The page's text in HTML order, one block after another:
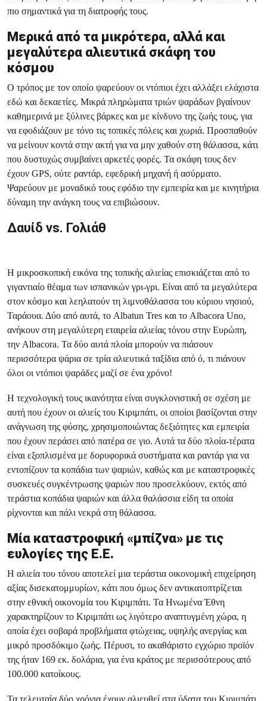
πιο σημαντικά για τη διατροφής τους.
Μερικά από τα μικρότερα, αλλά και
μεγαλύτερα αλιευτικά σκάφη του
κόσμου
Ο τρόπος με τον οποίο ψαρεύουν οι ντόπιοι έχει αλλάξει ελάχιστα
εδώ και δεκαετίες. Μικρά πληρώματα τριών ψαράδων βγαίνουν
καθημερινά με ξύλινες βάρκες και με κίνδυνο της ζωής τους, για
να εφοδιάζουν με τόνο τις τοπικές πόλεις και χωριά. Προσπαθούν
να μείνουν κοντά στην ακτή για να μην χαθούν στη θάλασσα, κάτι
που δυστυχώς συμβαίνει αρκετές φορές. Τα σκάφη τους δεν
έχουν GPS, ούτε ραντάρ, εφεδρική μηχανή ή ασύρματο.
Ψαρεύουν με μοναδικό τους εφόδιο την εμπειρία και με κινητήρια
δύναμη την ανάγκη τους να επιβιώσουν.
Δαυίδ vs. Γολιάθ
Η μικροσκοπική εικόνα της τοπικής αλιείας επισκιάζεται από το
γιγαντιαίο θέαμα των ισπανικών γρι-γρι. Είναι από τα μεγαλύτερα
στον κόσμο και λεηλατούν τη λιμνοθάλασσα του κύριου νησιού,
Ταράουα. Δύο από αυτά, το Albatun Tres και το Albacora Uno,
ανήκουν στη μεγαλύτερη εταιρεία αλιείας τόνου στην Ευρώπη,
την Albacora. Τα δύο αυτά πλοία μπορούν να πιάσουν
περισσότερα ψάρια σε τρία αλιευτικά ταξίδια από ό, τι πιάνουν
όλοι οι ντόπιοι ψαράδες μαζί σε ένα χρόνο!
Η τεχνολογική τους ικανότητα είναι συγκλονιστική σε σχέση με
αυτή που έχουν οι αλιείς του Κιριμπάτι, οι οποίοι βασίζονται στην
ανάγνωση της φύσης, χρησιμοποιώντας δεξιότητες και εμπειρία
που έχουν περάσει από πατέρα σε γιο. Αυτά τα δύο πλοία-τέρατα
είναι εξοπλισμένα με δορυφορικά συστήματα και ραντάρ για να
εντοπίζουν τα κοπάδια των ψαριών, καθώς και με καταστροφικές
συσκευές συγκέντρωσης ψαριών που προσελκύουν, εκτός από
τεράστια κοπάδια ψαριών και άλλα θαλάσσια είδη τα οποία
ρίχνονται και πάλι νεκρά στη θάλασσα.
Μία καταστροφική «μπίζνα» με τις
ευλογίες της Ε.Ε.
Η αλιεία του τόνου αποτελεί μια τεράστια οικονομική επιχείρηση
αξίας δισεκατομμυρίων, κάτι που όμως δεν αντικατοπτρίζεται
στην εθνική οικονομία του Κιριμπάτι. Τα Ηνωμένα Έθνη
χαρακτηρίζουν το Κιριμπάτι ως λιγότερο αναπτυγμένη χώρα, η
οποία έχει σοβαρά προβλήματα φτώχειας, υψηλής ανεργίας και
μικρό προσδόκιμο ζωής. Πέρυσι, το ακαθάριστο εγχώριο προϊόν
της ήταν 169 εκ. δολάρια, για ένα κράτος με περισσότερους από
100.000 κατοίκους.